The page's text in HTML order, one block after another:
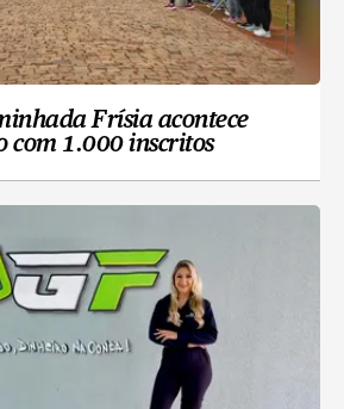
Frísia acontece
com 1.000 inscritos